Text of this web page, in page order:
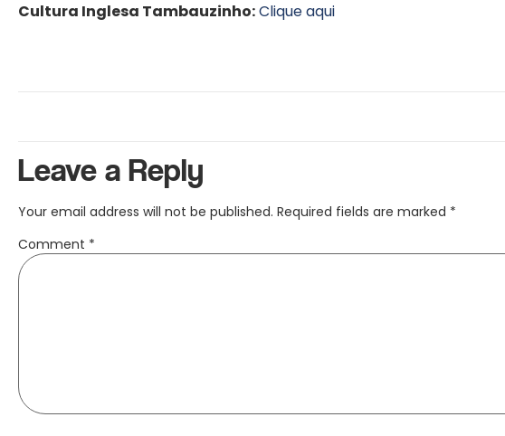
Cultura Inglesa Tambauzinho:Clique aqui
Leave a Reply
Your email address will not be published. Required fields are marked *
Comment *